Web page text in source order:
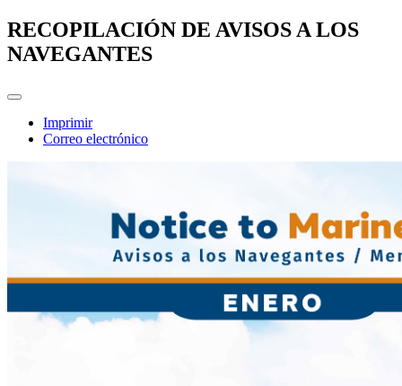
RECOPILACIÓN DE AVISOS A LOS
NAVEGANTES
Imprimir
Correo electrónico